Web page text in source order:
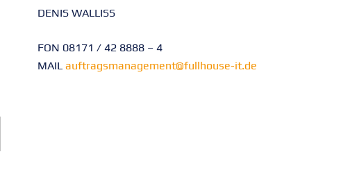
DENIS WALLISS
FON 08171 / 42 8888 – 4
MAIL auftragsmanagement@fullhouse-it.de